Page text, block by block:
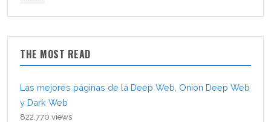
THE MOST READ
Las mejores páginas de la Deep Web, Onion Deep Web
y Dark Web
822,770 views